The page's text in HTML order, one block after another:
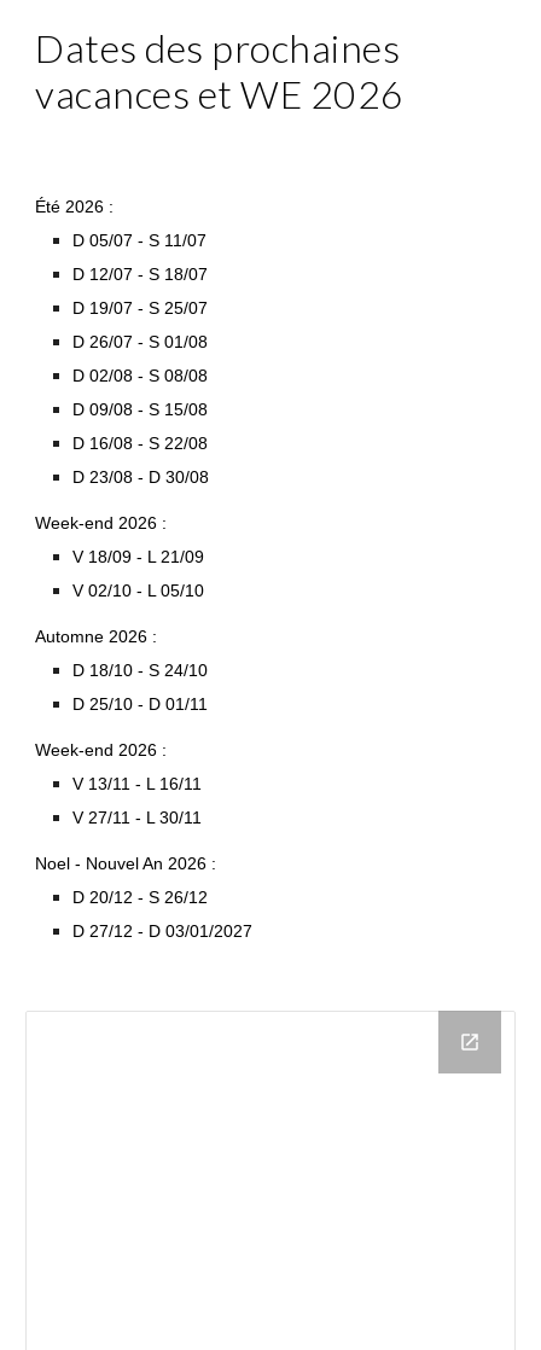
Dates des prochaines
vacances et WE 2026
Été 2026 :
D 05/07 - S 11/07
D 12/07 - S 18/07
D 19/07 - S 25/07
D 26/07 - S01/08
D02/08 -S 08/08
D 09/08 - S 15/08
D 16/08 - S 22/08
D 23/08 - D 30/08
Week-end 2026 :
V 18/09 - L 21/09
V02/10 - L05/10
Automne 2026 :
D 18/10 - S 24/10
D 25/10 - D01/11
Week-end 2026 :
V 13/11 - L 16/11
V 27/11 - L30/11
Noel - Nouvel An 2026 :
D 20/12 - S 26/1 2
D 27/1 2 - D 03/01/2027